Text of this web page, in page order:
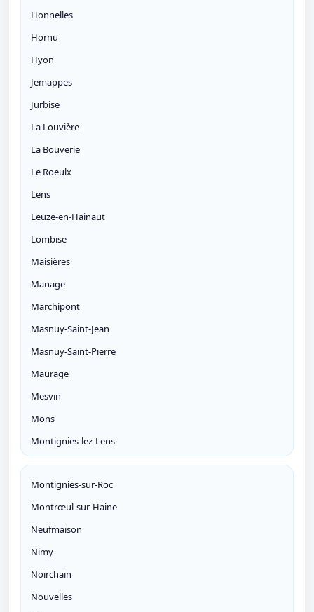
Honnelles
Hornu
Hyon
Jemappes
Jurbise
La Louvière
La Bouverie
Le Roeulx
Lens
Leuze-en-Hainaut
Lombise
Maisières
Manage
Marchipont
Masnuy-Saint-Jean
Masnuy-Saint-Pierre
Maurage
Mesvin
Mons
Montignies-lez-Lens
Montignies-sur-Roc
Montrœul-sur-Haine
Neufmaison
Nimy
Noirchain
Nouvelles